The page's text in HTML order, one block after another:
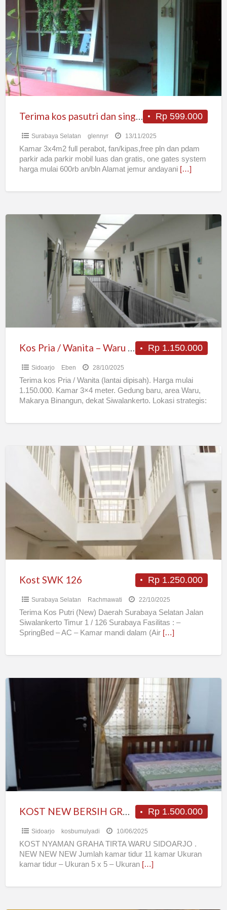
kos
pasutri
dan
single
full
perabot
free
pln
pdam
parkir
Rp 599.000
Terima kos pasutri dan single full perabot free pln pdam free parkir
Surabaya Selatan glennyr 13/11/2025
Kamar 3x4m2 full perabot, fan/kipas,free pln dan pdam
parkir ada parkir mobil luas dan gratis, one gates system
harga mulai 600rb an/bln Alamat jemur andayani […]
Rp 1.150.000
Kos Pria / Wanita – Waru dekat Siwalankerto
Sidoarjo Eben 28/10/2025
Terima kos Pria / Wanita (lantai dipisah). Harga mulai
1.150.000. Kamar 3×4 meter. Gedung baru, area Waru,
Makarya Binangun, dekat Siwalankerto. Lokasi strategis:
126
Rp 1.250.000
Kost SWK 126
Surabaya Selatan Rachmawati 22/10/2025
Terima Kos Putri (New) Daerah Surabaya Selatan Jalan
Siwalankerto Timur 1 / 126 Surabaya Fasilitas : –
SpringBed – AC – Kamar mandi dalam (Air […]
KOST
NEW
BERSIH
GRESS
NYAMAN
GRAHA
TIRTA
WARU
SIDOARJO
Rp 1.500.000
KOST NEW BERSIH GRESS NYAMAN GRAHA TIRTA WARU SIDOARJO
Sidoarjo kosbumulyadi 10/06/2025
KOST NYAMAN GRAHA TIRTA WARU SIDOARJO .
NEW NEW NEW Jumlah kamar tidur 11 kamar Ukuran
kamar tidur – Ukuran 5 x 5 – Ukuran […]